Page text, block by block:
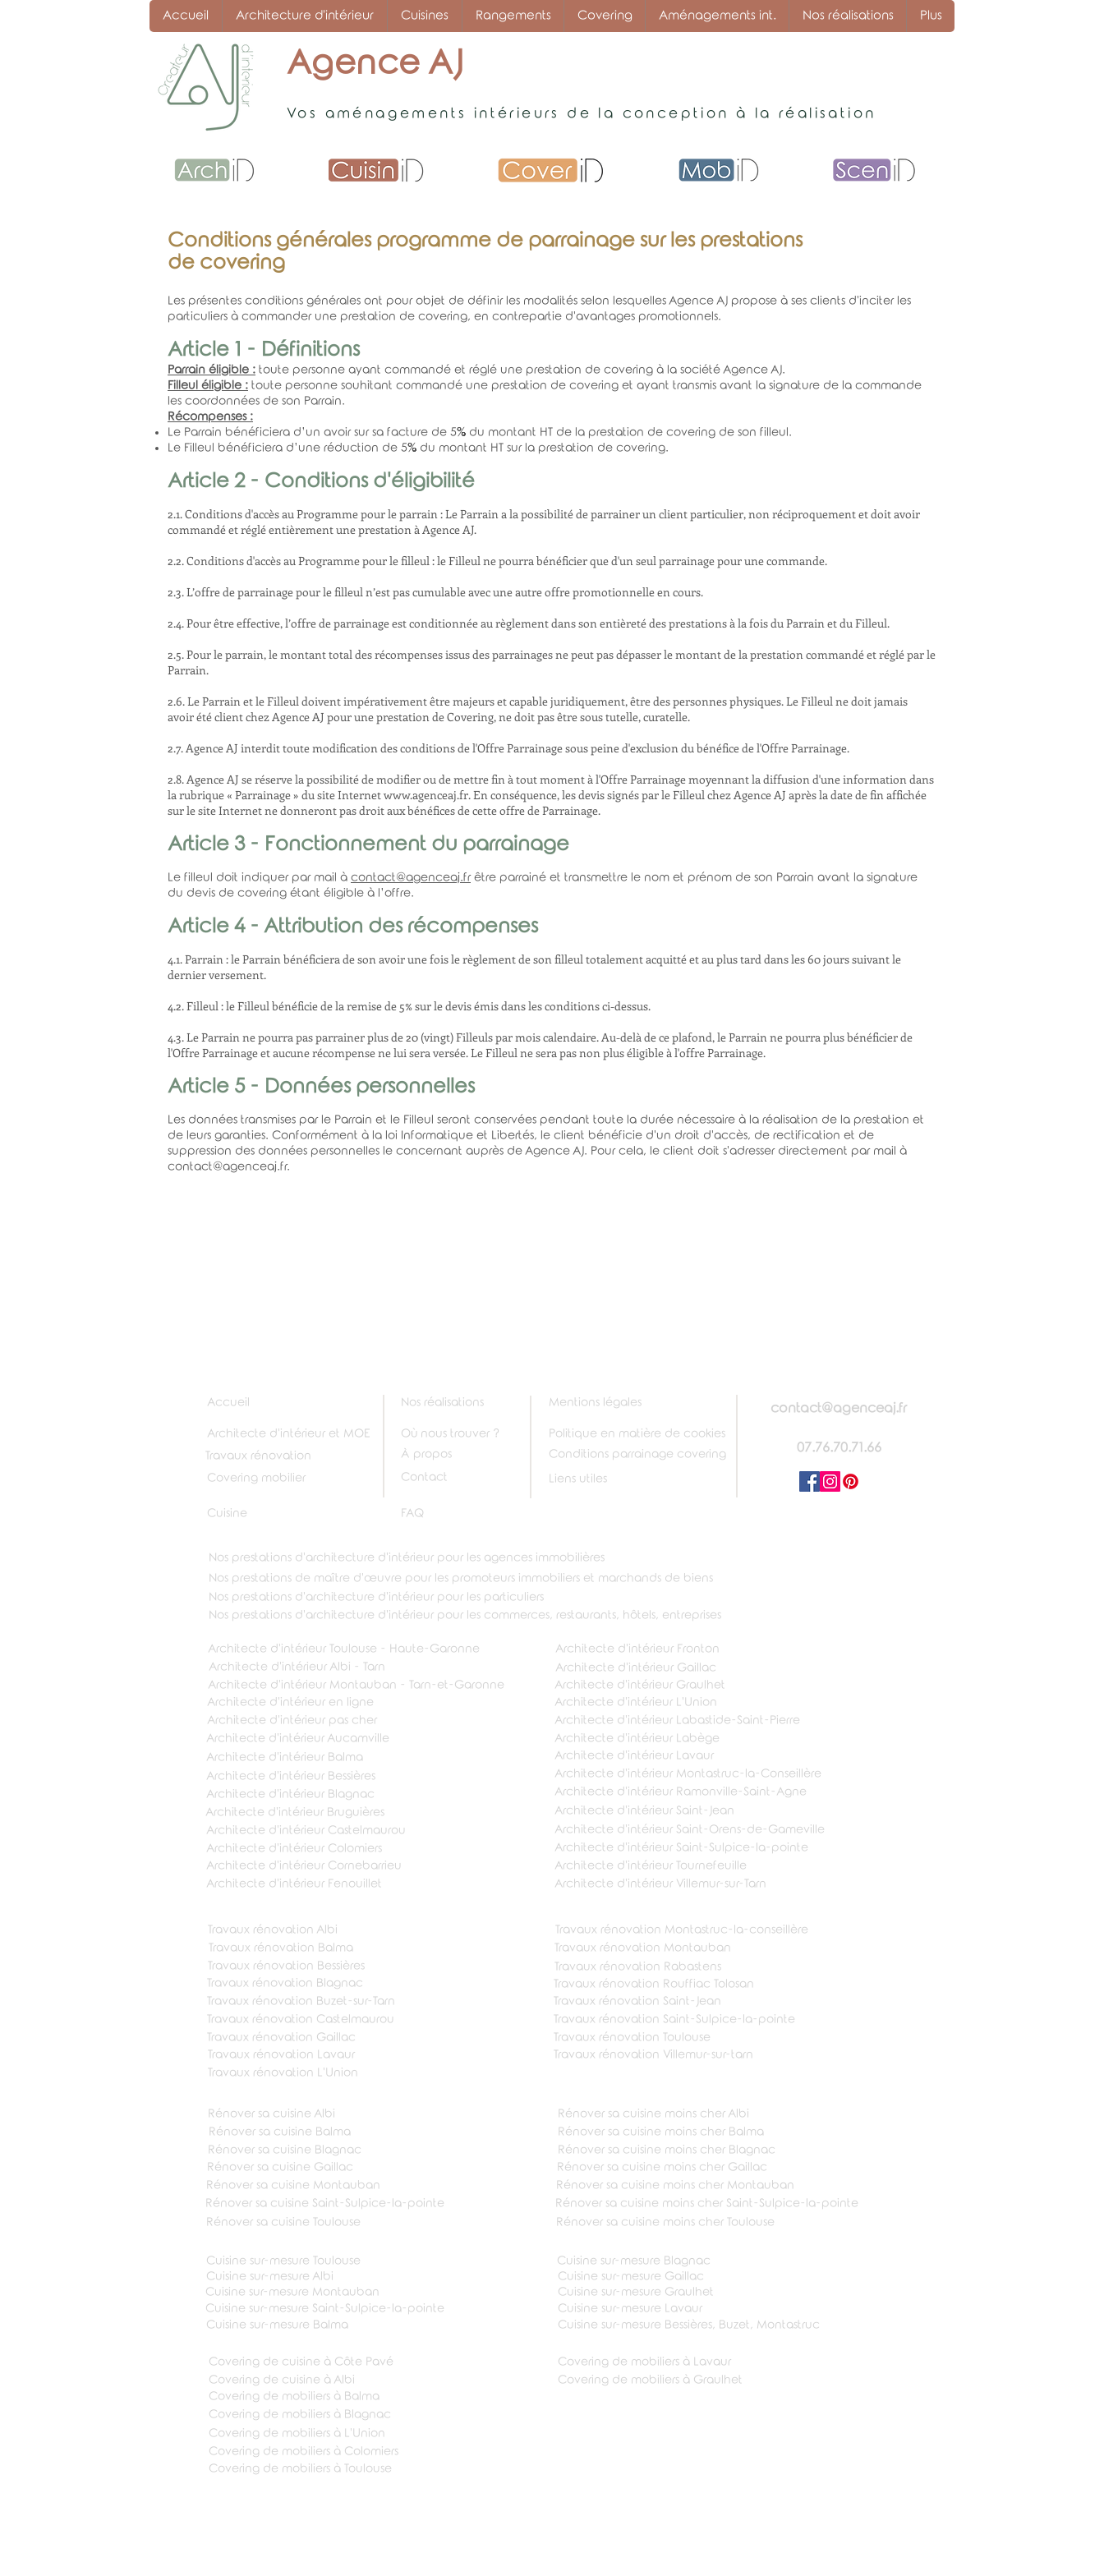
Accueil Architecture d'intérieur Cuisines Rangements Covering Aménagements int. Nos réalisations Plus
Agence AJ
Vos aménagements intérieurs de la conception à la réalisation
Conditions générales programme de parrainage sur les prestations
de covering
Les présentes conditions générales ont pour objet de définir les modalités selon lesquelles Agence AJ propose à ses clients d'inciter les
particuliers à commander une prestation de covering, en contrepartie d'avantages promotionnels.
Article 1 - Définitions
Parrain éligible : toute personne ayant commandé et réglé une prestation de covering à la société Agence AJ.
Filleul éligible : toute personne souhitant commandé une prestation de covering et ayant transmis avant la signature de la commande
les coordonnées de son Parrain.
Récompenses :
Le Parrain bénéficiera d’un avoir sur sa facture de 5% du montant HT de la prestation de covering de son filleul.
Le Filleul bénéficiera d’une réduction de 5% du montant HT sur la prestation de covering.
Article 2 - Conditions d'éligibilité
2.1. Conditions d'accès au Programme pour le parrain : Le Parrain a la possibilité de parrainer un client particulier, non réciproquement et doit avoir
commandé et réglé entièrement une prestation à Agence AJ.
2.2. Conditions d'accès au Programme pour le filleul : le Filleul ne pourra bénéficier que d'un seul parrainage pour une commande.
2.3. L’offre de parrainage pour le filleul n’est pas cumulable avec une autre offre promotionnelle en cours.
2.4. Pour être effective, l’offre de parrainage est conditionnée au règlement dans son entièreté des prestations à la fois du Parrain et du Filleul.
2.5. Pour le parrain, le montant total des récompenses issus des parrainages ne peut pas dépasser le montant de la prestation commandé et réglé par le
Parrain.
2.6. Le Parrain et le Filleul doivent impérativement être majeurs et capable juridiquement, être des personnes physiques. Le Filleul ne doit jamais
avoir été client chez Agence AJ pour une prestation de Covering, ne doit pas être sous tutelle, curatelle.
2.7. Agence AJ interdit toute modification des conditions de l'Offre Parrainage sous peine d'exclusion du bénéfice de l'Offre Parrainage.
2.8. Agence AJ se réserve la possibilité de modifier ou de mettre fin à tout moment à l'Offre Parrainage moyennant la diffusion d'une information dans
la rubrique « Parrainage » du site Internetwww.agenceaj.fr. En conséquence, les devis signés par le Filleul chez Agence AJ après la date de fin affichée
sur le site Internet ne donneront pas droit aux bénéfices de cette offre de Parrainage.
Article 3 - Fonctionnement du parrainage
Le filleul doit indiquer par mail à contact@agenceaj.frêtre parrainé et transmettre le nom et prénom de son Parrain avant la signature
du devis de covering étant éligible à l’offre.
Article 4 - Attribution des récompenses
4.1. Parrain : le Parrain bénéficiera de son avoir une fois le règlement de son filleul totalement acquitté et au plus tard dans les 60 jours suivant le
dernier versement.
4.2. Filleul : le Filleul bénéficie de la remise de 5% sur le devis émis dans les conditions ci-dessus.
4.3. Le Parrain ne pourra pas parrainer plus de 20 (vingt) Filleuls par mois calendaire. Au-delà de ce plafond, le Parrain ne pourra plus bénéficier de
l'Offre Parrainage et aucune récompense ne lui sera versée. Le Filleul ne sera pas non plus éligible à l'offre Parrainage.
Article 5 - Données personnelles
Les données transmises par le Parrain et le Filleul seront conservées pendant toute la durée nécessaire à la réalisation de la prestation et
de leurs garanties. Conformément à la loi Informatique et Libertés, le client bénéficie d'un droit d'accès, de rectification et de
suppression des données personnelles le concernant auprès de Agence AJ. Pour cela, le client doit s'adresser directement par mail à
contact@agenceaj.fr.
Accueil
Architecte d'intérieur et MOE
Travaux rénovation
Covering mobilier
Nos réalisations
Où nous trouver ?
À propos
Contact
Mentions légales
Politique en matière de cookies
Conditions parrainage covering
Liens utiles
Cuisine FAQ
contact@agenceaj.fr
07.76.70.71.66
Nos prestations d'architecture d'intérieur pour les agences immobilières
Nos prestations de maître d'œuvre pour les promoteurs immobiliers et marchands de biens
Nos prestations d'architecture d'intérieur pour les particuliers
Nos prestations d'architecture d'intérieur pour les commerces, restaurants, hôtels, entreprises
Architecte d'intérieur Toulouse - Haute-Garonne
Architecte d'intérieur Albi - Tarn
Architecte d'intérieur Montauban - Tarn-et-Garonne
Architecte d'intérieur en ligne
Architecte d'intérieur pas cher
Architecte d'intérieur Aucamville
Architecte d'intérieur Balma
Architecte d'intérieur Bessières
Architecte d'intérieur Blagnac
Architecte d'intérieur Bruguières
Architecte d'intérieur Castelmaurou
Architecte d'intérieur Colomiers
Architecte d'intérieur Cornebarrieu
Architecte d'intérieur Fenouillet
Travaux rénovation Albi
Travaux rénovation Balma
Travaux rénovation Bessières
Travaux rénovation Blagnac
Travaux rénovation Buzet-sur-Tarn
Travaux rénovation Castelmaurou
Travaux rénovation Gaillac
Travaux rénovation Lavaur
Architecte d'intérieur Fronton
Architecte d'intérieur Gaillac
Architecte d'intérieur Graulhet
Architecte d'intérieur L'Union
Architecte d'intérieur Labastide-Saint-Pierre
Architecte d'intérieur Labège
Architecte d'intérieur Lavaur
Architecte d'intérieur Montastruc-la-Conseillère
Architecte d'intérieur Ramonville-Saint-Agne
Architecte d'intérieur Saint-Jean
Architecte d'intérieur Saint-Orens-de-Gameville
Architecte d'intérieur Saint-Sulpice-la-pointe
Architecte d'intérieur Tournefeuille
Architecte d'intérieur Villemur-sur-Tarn
Travaux rénovation Montastruc-la-conseillère
Travaux rénovation Montauban
Travaux rénovation Rabastens
Travaux rénovation Rouffiac Tolosan
Travaux rénovation Saint-Jean
Travaux rénovation Saint-Sulpice-la-pointe
Travaux rénovation Toulouse
Travaux rénovation Villemur-sur-tarn
Travaux rénovation L'Union
Rénover sa cuisine Albi
Rénover sa cuisine Balma
Rénover sa cuisine Blagnac
Rénover sa cuisine Gaillac
Rénover sa cuisine Montauban
Rénover sa cuisine Saint-Sulpice-la-pointe
Rénover sa cuisine Toulouse
Cuisine sur-mesure Toulouse
Cuisine sur-mesure Albi
Cuisine sur-mesure Montauban
Cuisine sur-mesure Saint-Sulpice-la-pointe
Cuisine sur-mesure Balma
Covering de cuisine à Côte Pavé
Covering de cuisine à Albi
Rénover sa cuisine moins cher Albi
Rénover sa cuisine moins cher Balma
Rénover sa cuisine moins cher Blagnac
Rénover sa cuisine moins cher Gaillac
Rénover sa cuisine moins cher Montauban
Rénover sa cuisine moins cher Saint-Sulpice-la-pointe
Rénover sa cuisine moins cher Toulouse
Cuisine sur-mesure Blagnac
Cuisine sur-mesure Gaillac
Cuisine sur-mesure Graulhet
Cuisine sur-mesure Lavaur
Cuisine sur-mesure Bessières, Buzet, Montastruc
Covering de mobiliers à Lavaur
Covering de mobiliers à Graulhet
Covering de mobiliers à Balma
Covering de mobiliers à Blagnac
Covering de mobiliers à L'Union
Covering de mobiliers à Colomiers
Covering de mobiliers à Toulouse